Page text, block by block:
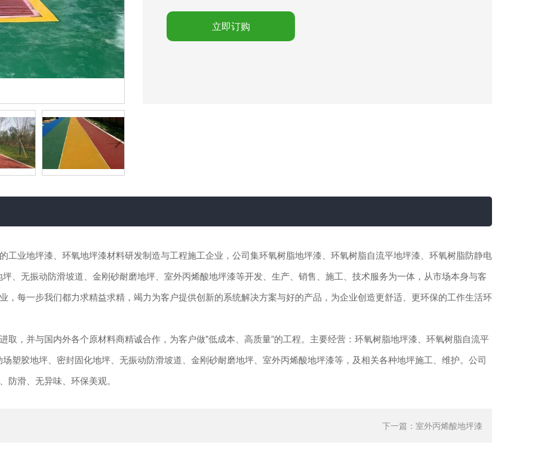
立即订购
地坪漆、环氧地坪漆材料研发制造与工程施工企业，公司集环氧树脂地坪漆、环氧树脂自流平地坪漆、环氧树脂防静电
、无振动防滑坡道、金刚砂耐磨地坪、室外丙烯酸地坪漆等开发、生产、销售、施工、技术服务为一体，从市场本身与客
，每一步我们都力求精益求精，竭力为客户提供创新的系统解决方案与好的产品，为企业创造更舒适、更环保的工作生活环
并与国内外各个原材料商精诚合作，为客户做"低成本、高质量”的工程。主要经营：环氧树脂地坪漆、环氧树脂自流平
塑胶地坪、密封固化地坪、无振动防滑坡道、金刚砂耐磨地坪、室外丙烯酸地坪漆等，及相关各种地坪施工、维护。公司
滑、无异味、环保美观。
下一篇： 室外丙烯酸地坪漆